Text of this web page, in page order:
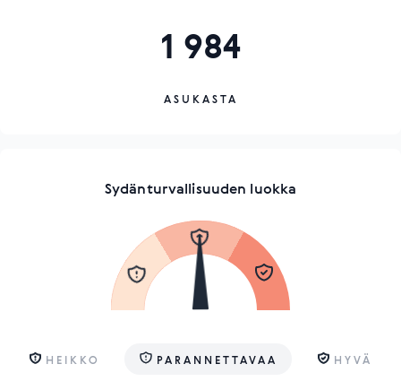
1 984
ASUKASTA
Sydänturvallisuuden luokka
HEIKKO PARANNETTAVAA HYVÄ